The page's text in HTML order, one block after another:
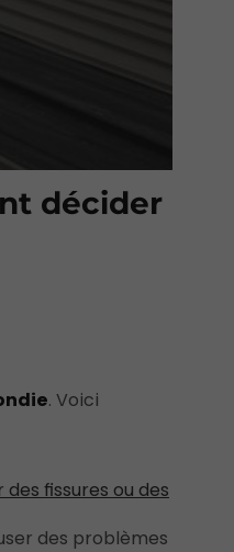
décider
. Voici
fissures ou des
des problèmes